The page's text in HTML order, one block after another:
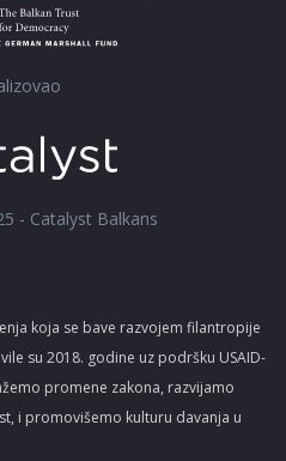
- Catalyst Balkans
koja se bave razvojem filantropije
su 2018. godine uz podršku USAID-
promene zakona, razvijamo
i promovišemo kulturu davanja u